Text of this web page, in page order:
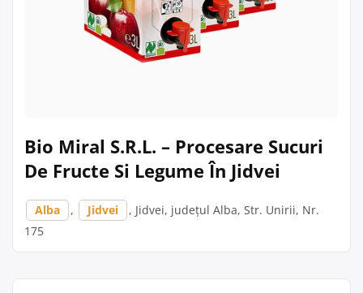
Bio Miral S.R.L. – Procesare Sucuri
De Fructe Si Legume În Jidvei
Alba , Jidvei
, Jidvei, județul Alba, Str. Unirii, Nr.
175